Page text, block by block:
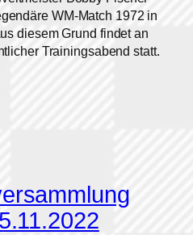
WM-Match 1972 in
diesem Grund findet an
Trainingsabend statt.